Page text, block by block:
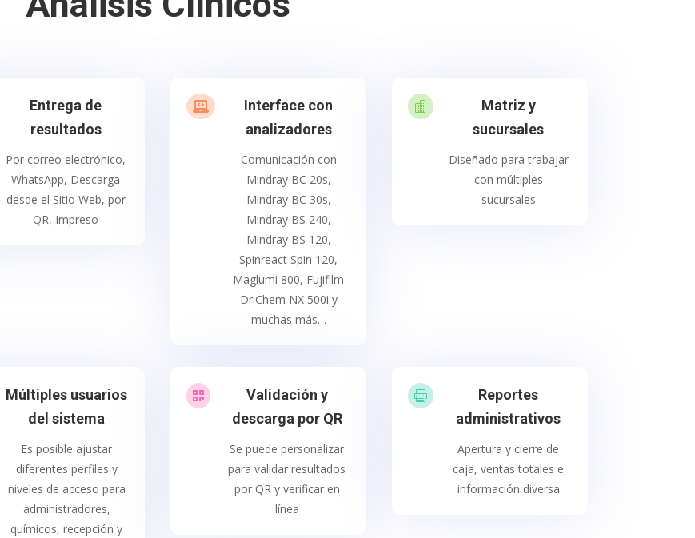
Entrega de
resultados
Por correo electrónico,
WhatsApp, Descarga
desde el Sitio Web, por
QR, Impreso

Interface con
analizadores
Comunicación con
Mindray BC 20s,
Mindray BC 30s,
Mindray BS 240,
Mindray BS 120,
Spinreact Spin 120,
Maglumi 800, Fujifilm
DriChem NX 500i y
muchas más…

Matriz y
sucursales
Diseñado para trabajar
con múltiples
sucursales
Múltiples usuarios
del sistema
Es posible ajustar
diferentes perfiles y
niveles de acceso para
administradores,
químicos, recepción y

Validación y
descarga por QR
Se puede personalizar
para validar resultados
por QR y verificar en
línea

Reportes
administrativos
Apertura y cierre de
caja, ventas totales e
información diversa